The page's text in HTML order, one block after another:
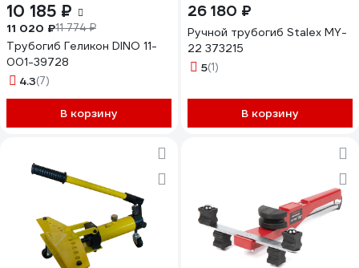
10 185 ₽
11 020 ₽11 774 ₽
Трубогиб Геликон DINO 11-
001-39728
4.3(7)
В корзину
26 180 ₽
Ручной трубогиб Stalex MY-
22 373215
5(1)
В корзину